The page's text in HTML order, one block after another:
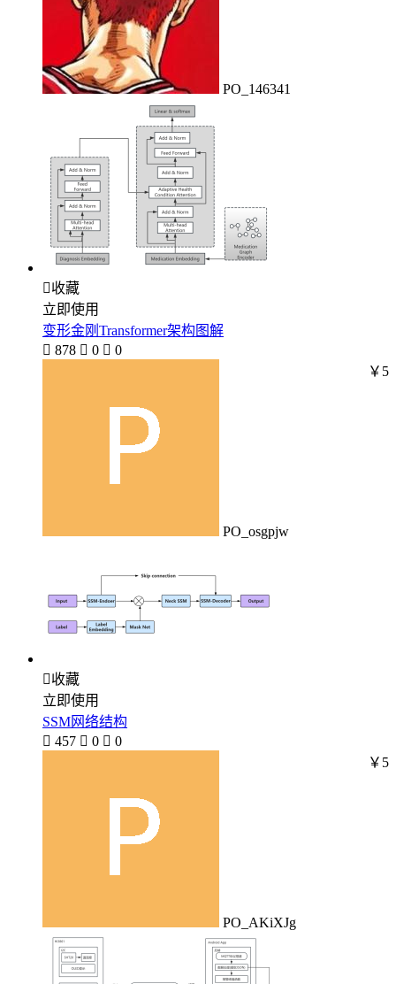
PO_146341
收藏
立即使用
变形金刚Transformer架构图解
 878  0  0
PO_osgpjw
￥5
收藏
立即使用
SSM网络结构
 457  0  0
PO_AKiXJg
￥5